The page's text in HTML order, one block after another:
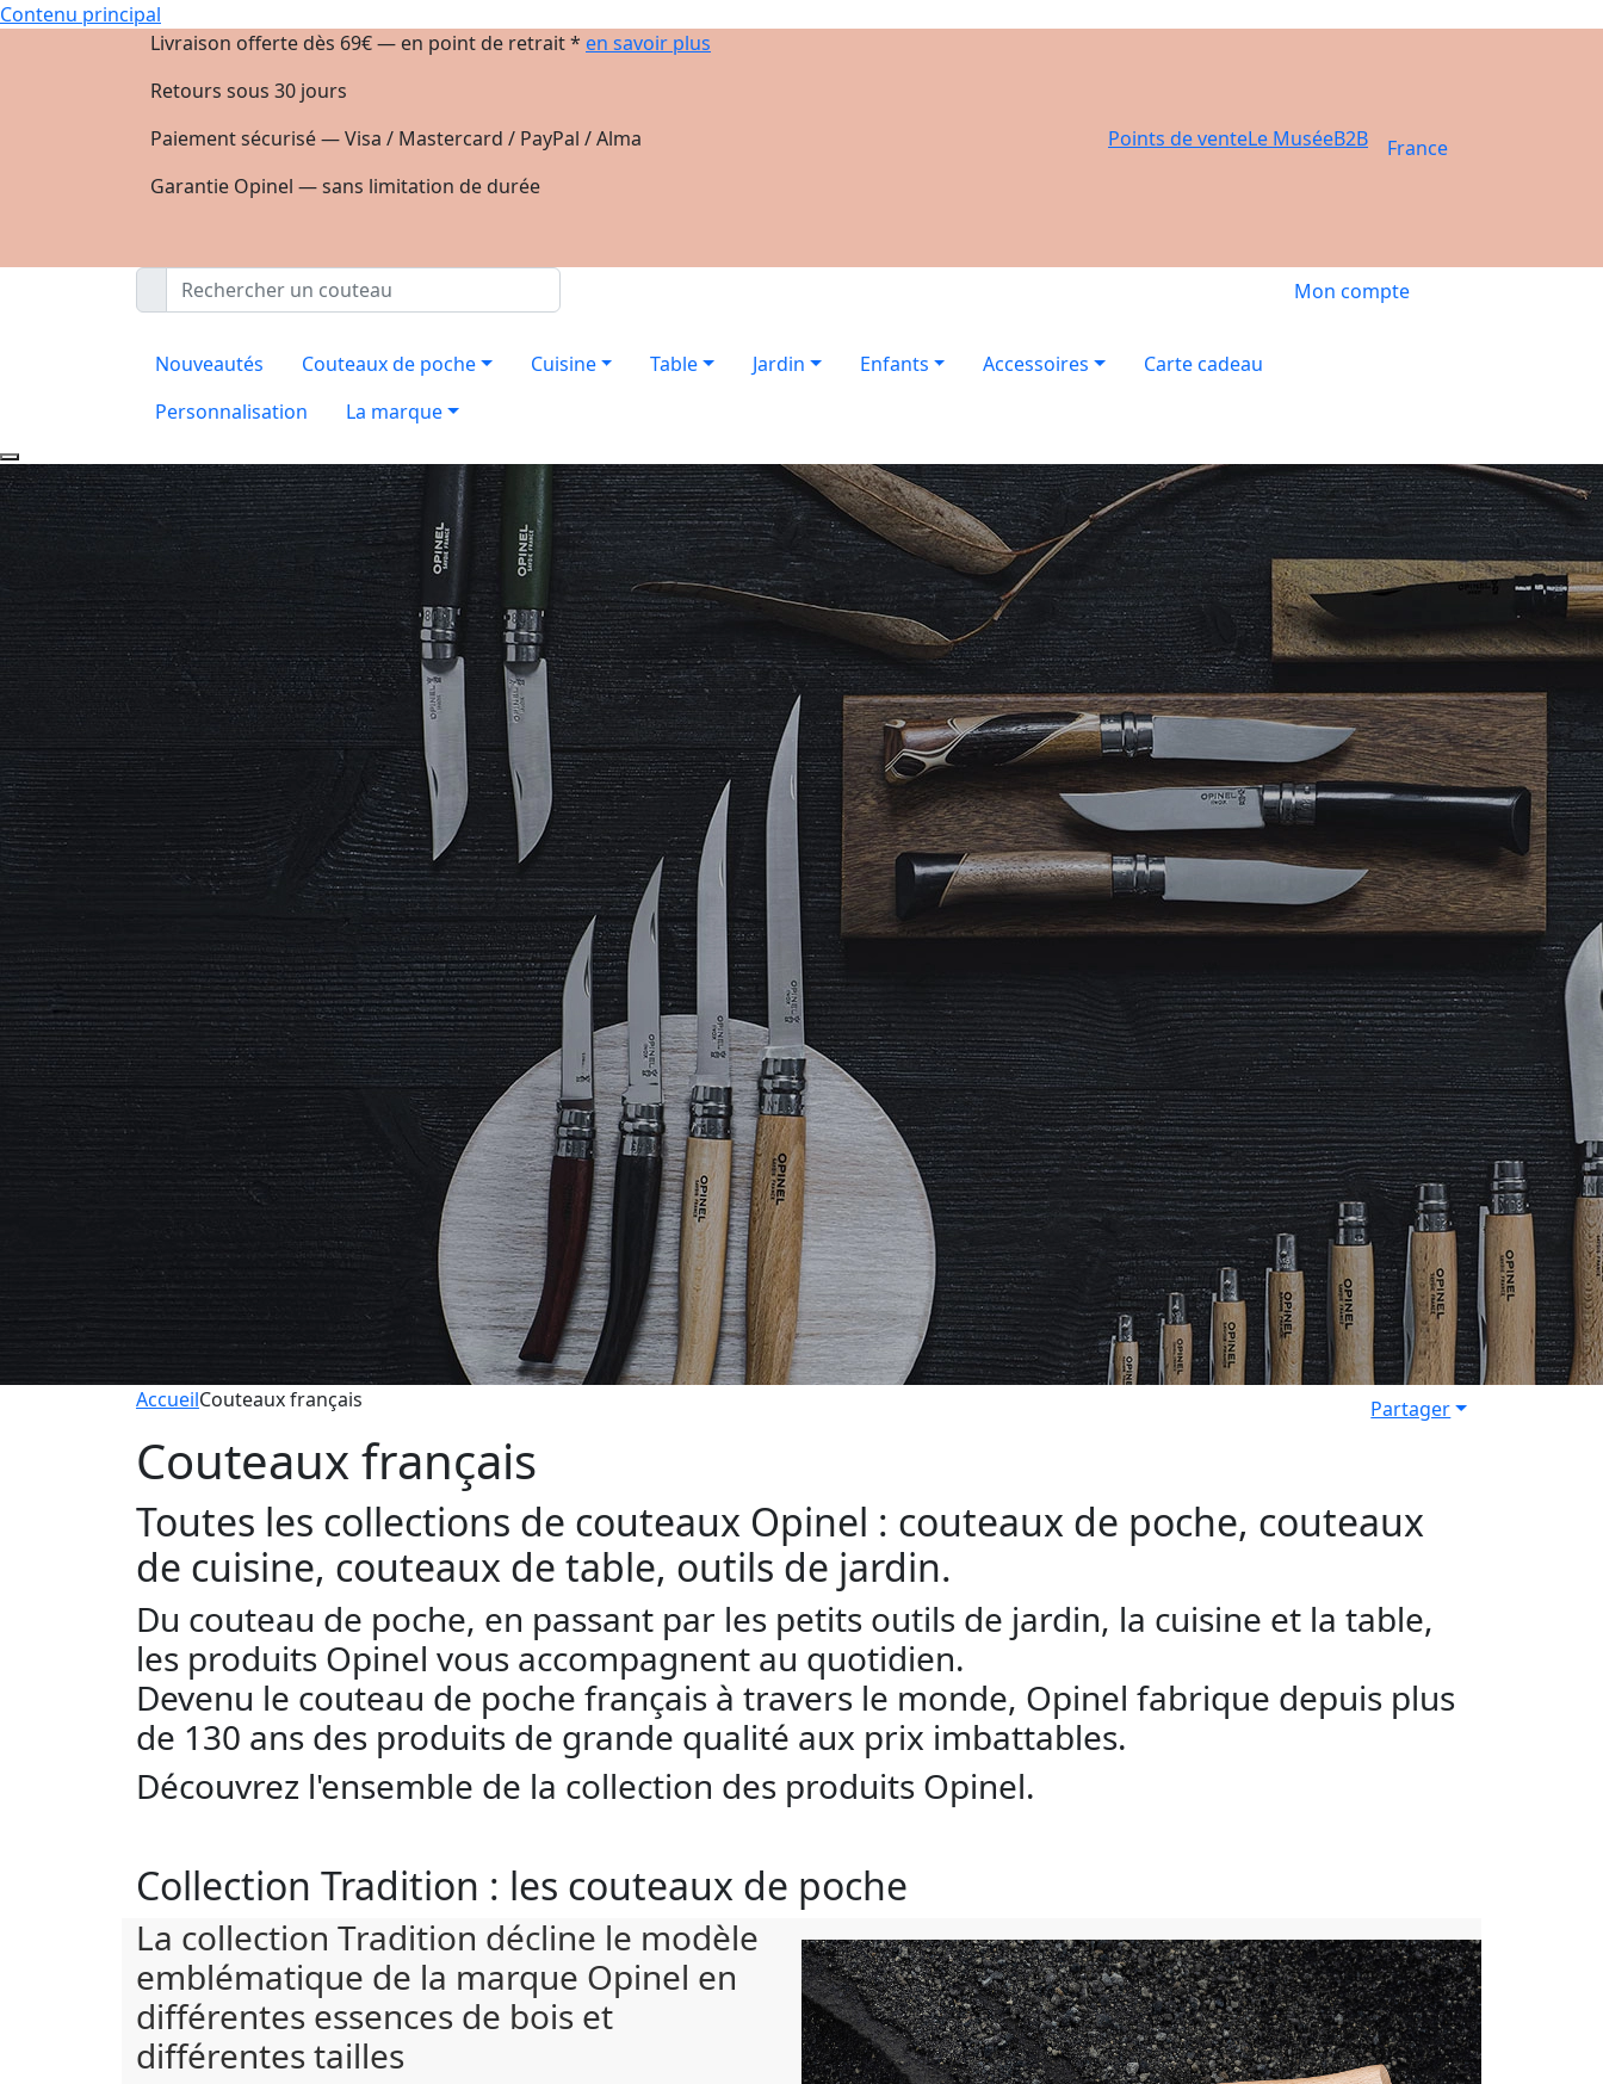
Contenu principal
Livraison offerte dès 69€ — en point de retrait * en savoir plus
Retours sous 30 jours
Paiement sécurisé — Visa / Mastercard / PayPal / Alma
Garantie Opinel — sans limitation de durée
Points de venteLe MuséeB2B France
Mon compte
Nouveautés Couteaux de poche Cuisine Table Jardin Enfants Accessoires
Carte cadeau
Personnalisation
La marque
AccueilCouteaux français Partager
Couteaux français
Toutes les collections de couteaux Opinel : couteaux de poche, couteaux
de cuisine, couteaux de table, outils de jardin.
Du couteau de poche, en passant par les petits outils de jardin, la cuisine et la table,
les produits Opinel vous accompagnent au quotidien.
Devenu le couteau de poche français à travers le monde, Opinel fabrique depuis plus
de 130 ans des produits de grande qualité aux prix imbattables.
Découvrez l'ensemble de la collection des produits Opinel.
Collection Tradition : les couteaux de poche
La collection Tradition décline le modèle
emblématique de la marque Opinel en
différentes essences de bois et
différentes tailles